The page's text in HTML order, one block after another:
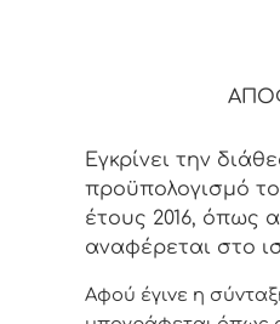
Εγκρίνει την
προϋπολογισμό
έτους 2016, όπως
αναφέρεται στο
Αφoύ έγιvε η